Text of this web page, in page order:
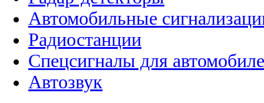
Автомобильные
Радиостанции
Спецсигналы для
Автозвук